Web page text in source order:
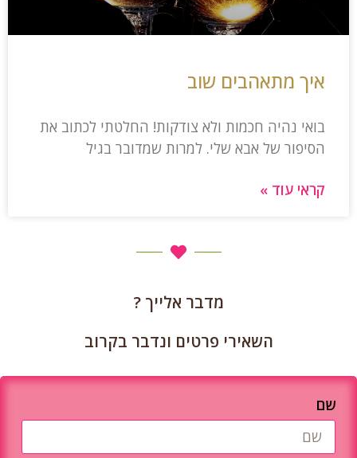
איך מתאהבים שוב
בואי נהיה חכמות ולא צודקות! החלטתי לכתוב את
הסיפור של אבא שלי. למרות שמדובר בגיל
קראי עוד »
מדבר אלייך ?
השאירי פרטים ונדבר בקרוב
שם